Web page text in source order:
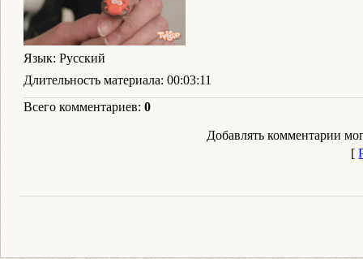
Язык: Русский
Длительность материала: 00:03:11
Всего комментариев: 0
Добавлять комментарии
[